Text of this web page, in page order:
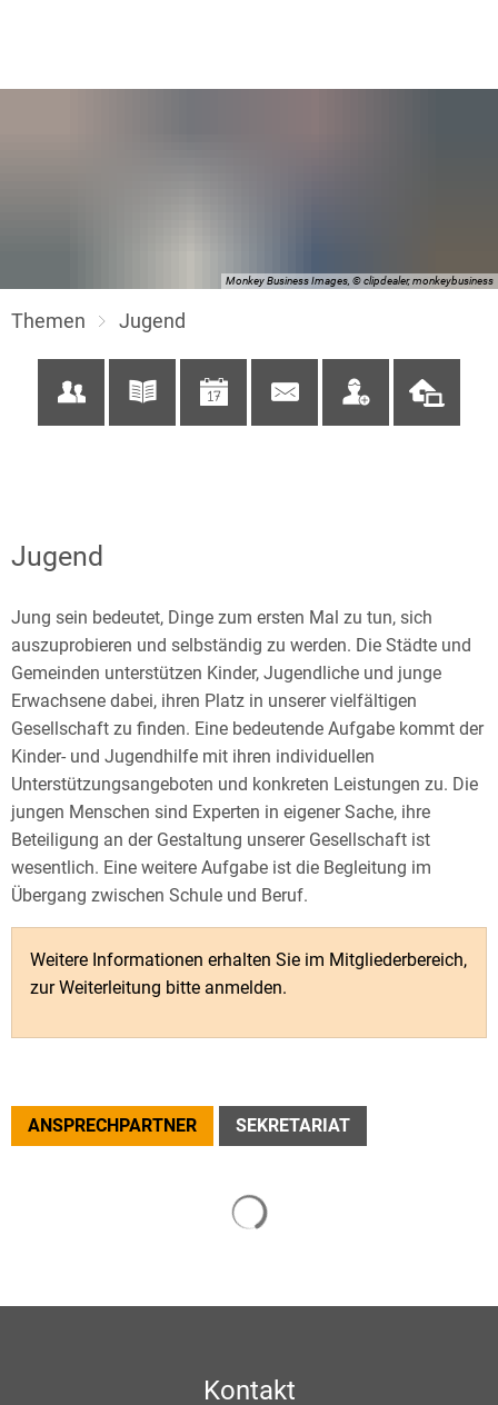
Monkey Business Images, © clipdealer, monkeybusiness
Themen Jugend
Jugend
Jugend
Jung sein bedeutet, Dinge zum ersten Mal zu tun, sich
auszuprobieren und selbständig zu werden. Die Städte und
Gemeinden unterstützen Kinder, Jugendliche und junge
Erwachsene dabei, ihren Platz in unserer vielfältigen
Gesellschaft zu finden. Eine bedeutende Aufgabe kommt der
Kinder- und Jugendhilfe mit ihren individuellen
Unterstützungsangeboten und konkreten Leistungen zu. Die
jungen Menschen sind Experten in eigener Sache, ihre
Beteiligung an der Gestaltung unserer Gesellschaft ist
wesentlich. Eine weitere Aufgabe ist die Begleitung im
Übergang zwischen Schule und Beruf.
Weitere Informationen erhalten Sie im Mitgliederbereich,
zur Weiterleitung bitte anmelden.
ANSPRECHPARTNER SEKRETARIAT
Kontakt